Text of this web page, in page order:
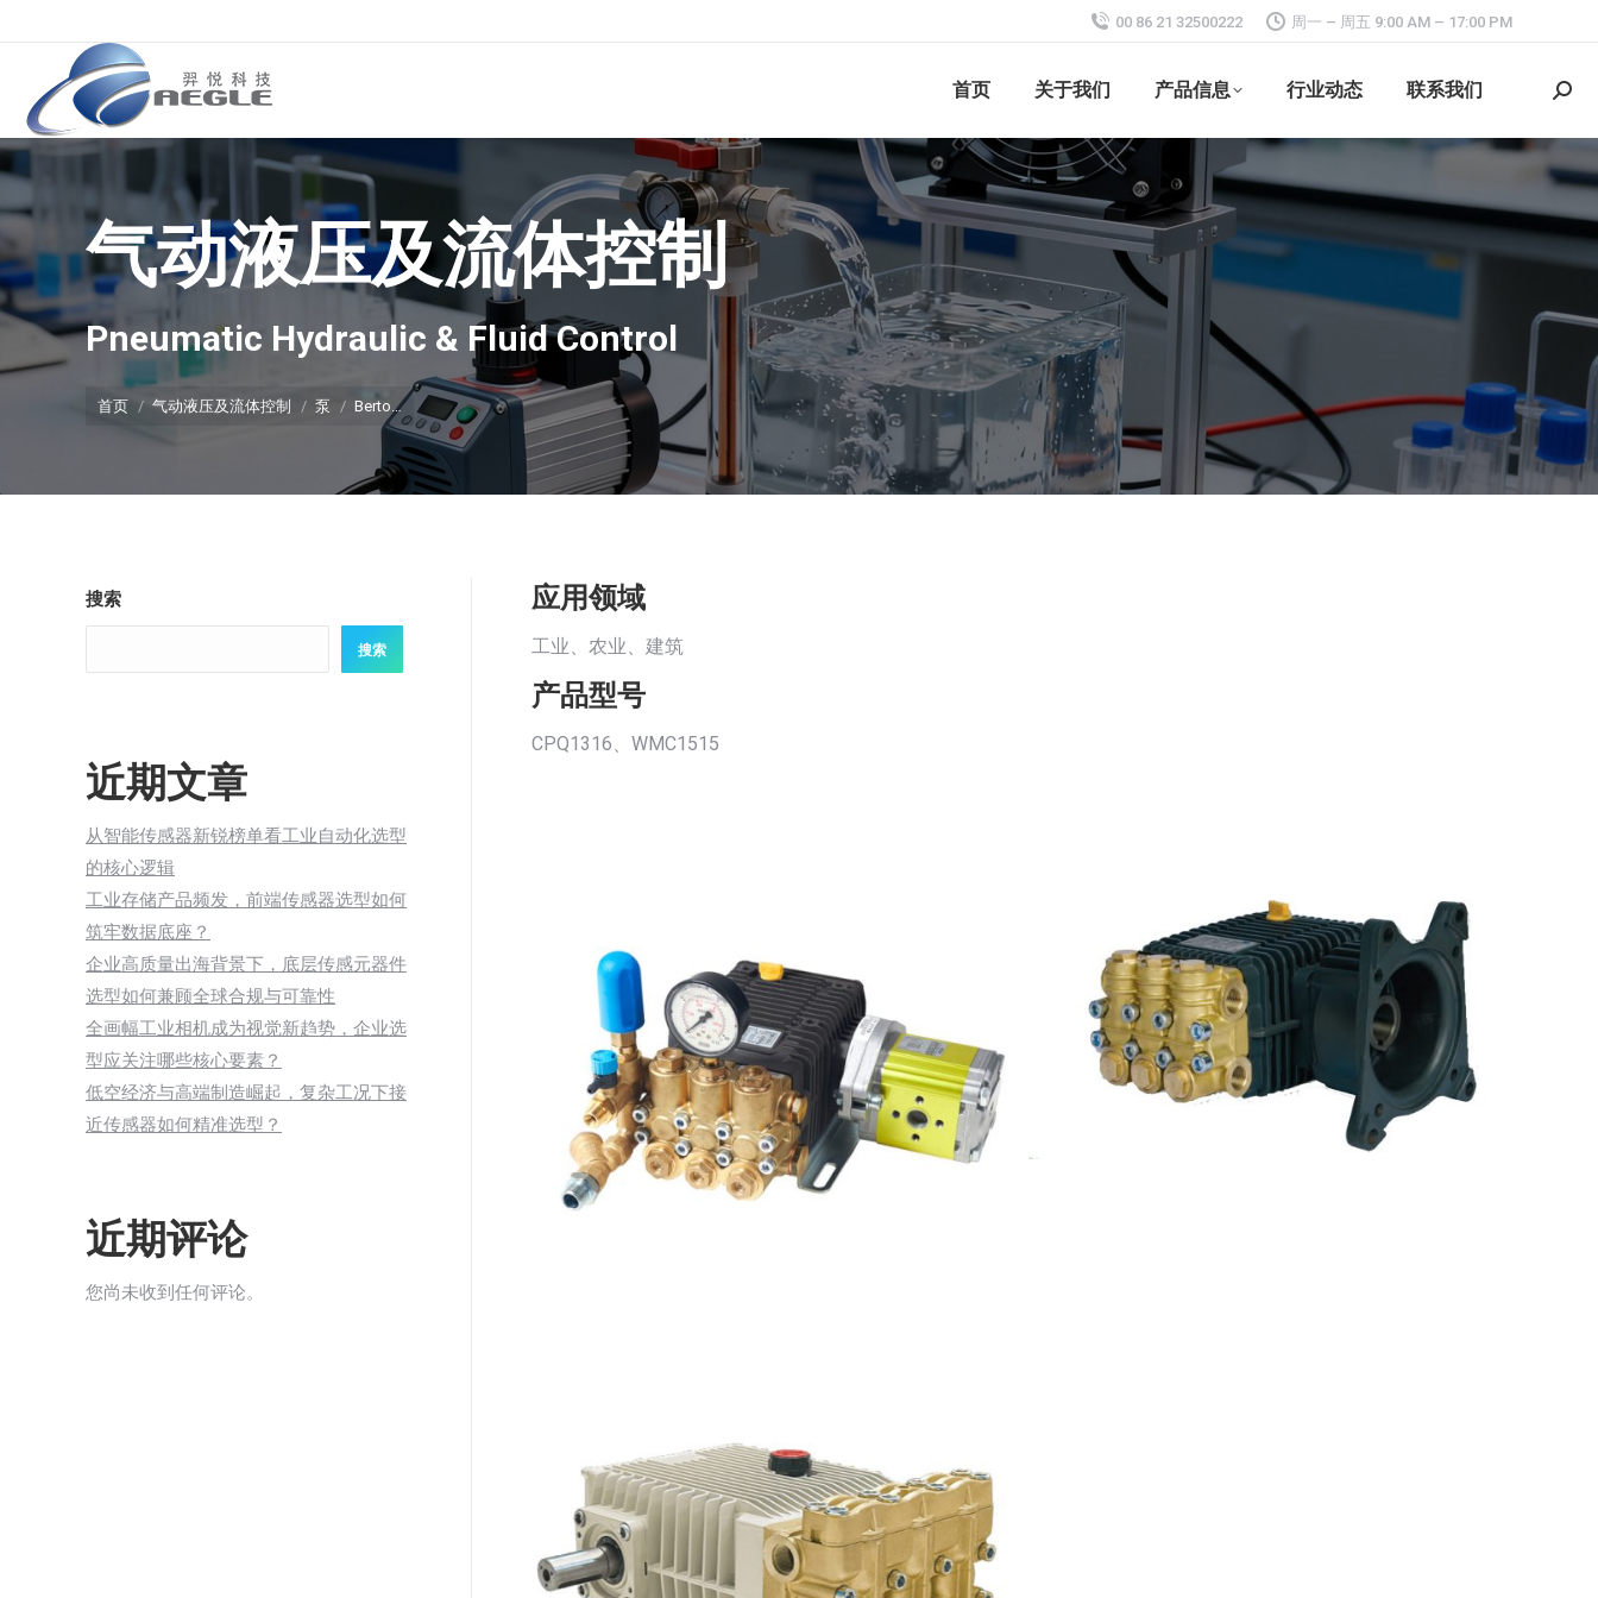
00 86 21 32500222 周一 – 周五 9:00 AM – 17:00 PM
首页 关于我们 产品信息 行业动态 联系我们
搜
气动液压及流体控制
Pneumatic Hydraulic & Fluid Control
你在这里：
首页 气动液压及流体控制 泵 Berto…
应用领域
工业、农业、建筑
产品型号
CPQ1316、WMC1515
搜索
搜索
近期文章
从智能传感器新锐榜单看工业自动化选型
的核心逻辑
工业存储产品频发，前端传感器选型如何
筑牢数据底座？
企业高质量出海背景下，底层传感元器件
选型如何兼顾全球合规与可靠性
全画幅工业相机成为视觉新趋势，企业选
型应关注哪些核心要素？
低空经济与高端制造崛起，复杂工况下接
近传感器如何精准选型？
近期评论
您尚未收到任何评论。